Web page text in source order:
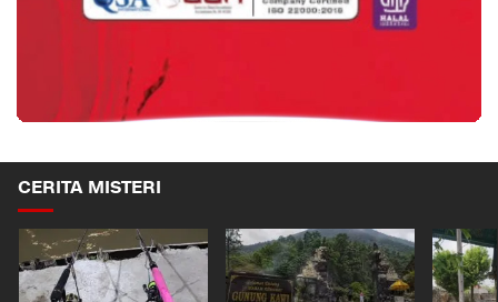
CERITA MISTERI